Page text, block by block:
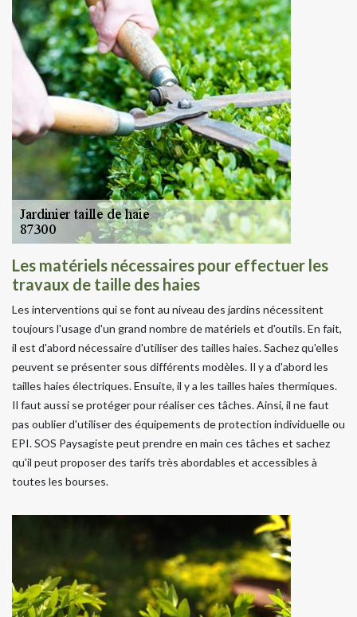
Les matériels nécessaires pour effectuer les
travaux de taille des haies
Les interventions qui se font au niveau des jardins nécessitent
toujours l'usage d'un grand nombre de matériels et d'outils. En fait,
il est d'abord nécessaire d'utiliser des tailles haies. Sachez qu'elles
peuvent se présenter sous différents modèles. Il y a d'abord les
tailles haies électriques. Ensuite, il y a les tailles haies thermiques.
Il faut aussi se protéger pour réaliser ces tâches. Ainsi, il ne faut
pas oublier d'utiliser des équipements de protection individuelle ou
EPI. SOS Paysagiste peut prendre en main ces tâches et sachez
qu'il peut proposer des tarifs très abordables et accessibles à
toutes les bourses.